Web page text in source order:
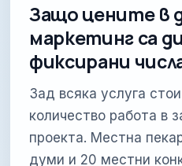
Защо цените в
маркетинг са
фиксирани
Зад всяка услуга
количество работа в
проекта. Местна
думи и 20 местни